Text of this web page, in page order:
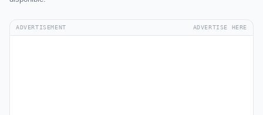
ADVERTISEMENT ADVERTISE HERE